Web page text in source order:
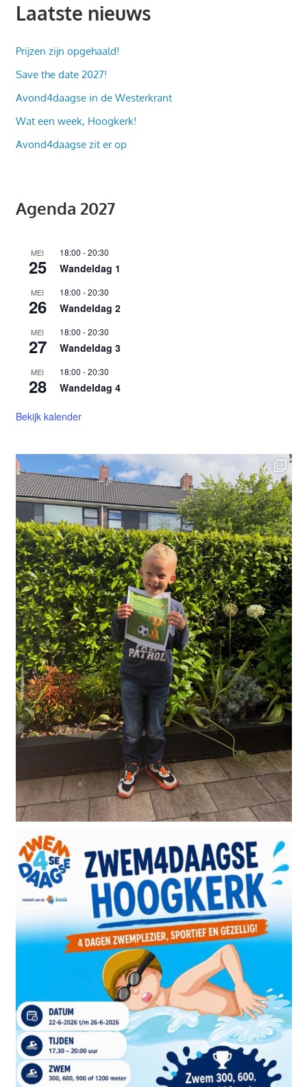
Laatste nieuws
Prijzen zijn opgehaald!
Save the date 2027!
Avond4daagse in de Westerkrant
Wat een week, Hoogkerk!
Avond4daagse zit er op
Agenda 2027
MEI
25
18:00 -20:30
Wandeldag 1
MEI
26
18:00 -20:30
Wandeldag 2
MEI
27
18:00 -20:30
Wandeldag 3
MEI
28
18:00 -20:30
Wandeldag 4
Bekijk kalender